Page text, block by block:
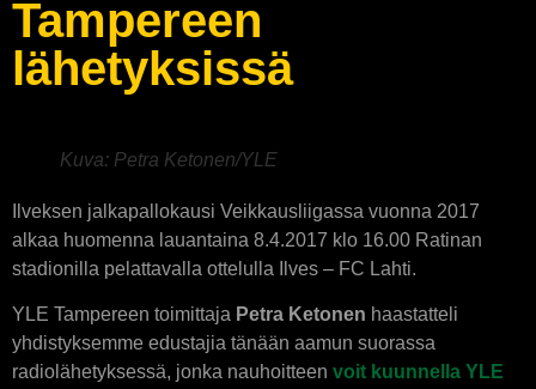
Tampereen
lähetyksissä
Kuva: Petra Ketonen/YLE
Ilveksen jalkapallokausi Veikkausliigassa vuonna 2017
alkaa huomenna lauantaina 8.4.2017 klo 16.00 Ratinan
stadionilla pelattavalla ottelulla Ilves – FC Lahti.
YLE Tampereen toimittaja Petra Ketonen haastatteli
yhdistyksemme edustajia tänään aamun suorassa
radiolähetyksessä, jonka nauhoitteen voit kuunnella YLE